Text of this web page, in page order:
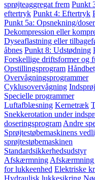
sprøjteaggregat frem Punkt
eftertryk Punkt 4: Eftertryk
Punkt 5a: Opsnekning/
Dekompression eller
Dyseaflastning eller
åbnes Punkt 8: Udstødning
Forskellige driftsformer og
Opstillingsprogram
Overvågningsprogrammer
Cyklusovervågning
Specielle programmer
Luftafblæsning Kernetræk
Snekkerotation under
doseringsprogram Andre
Sprøjtestøbemaskinens
sprøjtestøbemaskinen
Standardsikkerhedsudstyr
Afskærmning Afskærmning
for lukkeenhed Elektriske
Hydraulisk lukkesikring